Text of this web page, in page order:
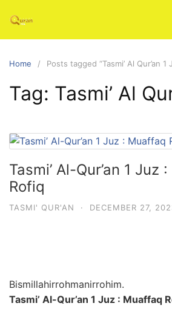
content
Home Posts tagged “Tasmi’ Al Qur’an 1
Tag: Tasmi’ Al
Tasmi’ Al-Qur’an 1 Juz
Rofiq
TASMI' QUR'AN · DECEMBER 27,
Bismillahirrohmanirrohim.
Tasmi’ Al-Qur’an 1 Juz : Muaffaq